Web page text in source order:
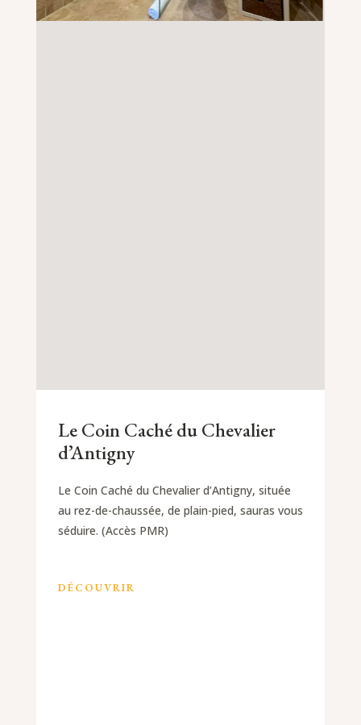
Le Coin Caché du Chevalier
d’Antigny
Le Coin Caché du Chevalier d’Antigny, située
au rez-de-chaussée, de plain-pied, sauras vous
séduire. (Accès PMR)
DÉCOUVRIR